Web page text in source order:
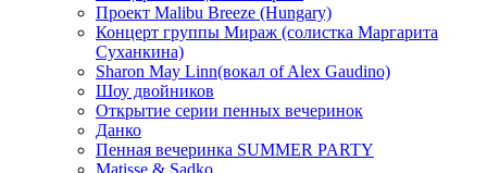
Проект Malibu Breeze (Hungary)
Концерт группы Мираж (солистка Маргарита
Суханкина)
Sharon May Linn(вокал of Alex Gaudino)
Шоу двойников
Открытие серии пенных вечеринок
Данко
Пенная вечеринка SUMMER PARTY
Matisse & Sadko